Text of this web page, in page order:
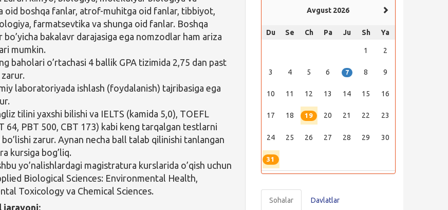
oid boshqa fanlar, atrof-muhitga oid fanlar, tibbiyot,
farmatsevtika va shunga oid fanlar. Boshqa
bo’yicha bakalavr darajasiga ega nomzodlar ham ariza
mumkin.
baholari o’rtachasi 4 ballik GPA tizimida 2,75 dan past
laboratoriyada ishlash (foydalanish) tajribasiga ega
tilini yaxshi bilishi va IELTS (kamida 5,0), TOEFL
64, PBT 500, CBT 173) kabi keng tarqalgan testlarni
zarur. Aynan necha ball talab qilinishi tanlangan
kursiga bog’liq.
yo’nalishlardagi magistratura kurslarida o’qish uchun
Biological Sciences: Environmental Health,
Toxicology va Chemical Sciences.
jarayoni:
Avgust 2026
Du Se Ch Pa Ju Sh Ya
1 2
3 4 5 6 7 8 9
10 11 12 13 14 15 16
17 18 19 20 21 22 23
24 25 26 27 28 29 30
31
Sohalar Davlatlar